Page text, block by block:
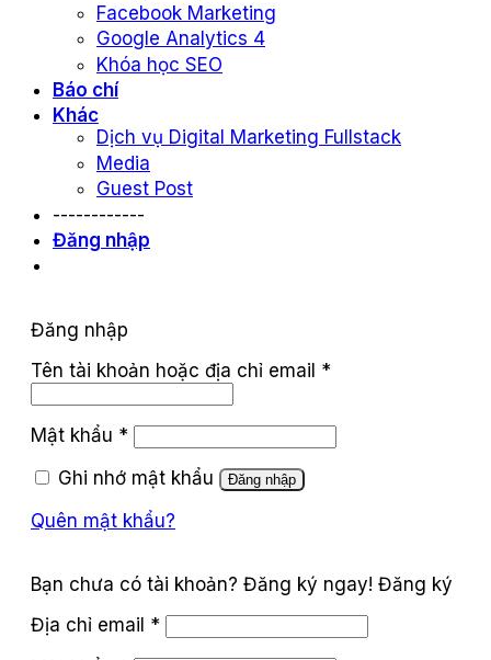
Facebook Marketing
Google Analytics 4
Khóa học SEO
Báo chí
Khác
Dịch vụ Digital Marketing Fullstack
Media
Guest Post
------------
Đăng nhập
Đăng nhập
Tên tài khoản hoặc địa chỉ email *
Mật khẩu *
Ghi nhớ mật khẩu
Đăng nhập
Quên mật khẩu?
Đăng ký
Địa chỉ email *